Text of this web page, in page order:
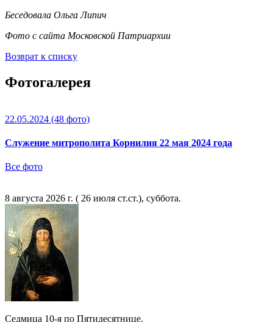
Беседовала Ольга Липич
Фото с сайта Московской Патриархии
Возврат к списку
Фотогалерея
22.05.2024 (48 фото)
Служение митрополита Корнилия 22 мая 2024 года
Все фото
8 августа 2026 г. ( 26 июля ст.ст.), суббота.
Седмица 10-я по Пятидесятнице.